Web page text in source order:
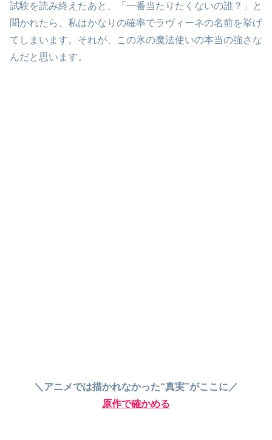
試験を読み終えたあと、「一番当たりたくないの誰？」と
聞かれたら、私はかなりの確率でラヴィーネの名前を挙げ
てしまいます。それが、この氷の魔法使いの本当の強さな
んだと思います。
＼アニメでは描かれなかった“真実”がここに／
原作で確かめる